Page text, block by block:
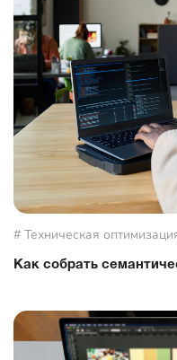
# Техническая
Как собрать